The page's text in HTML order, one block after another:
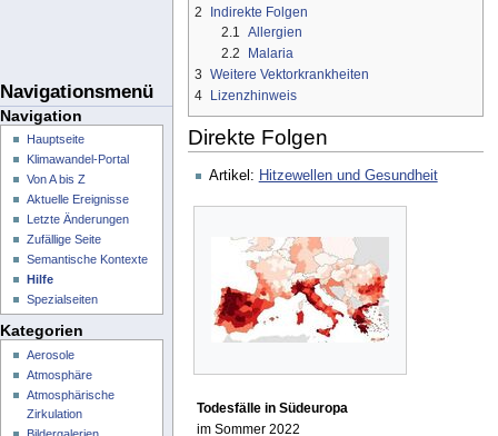
2
Indirekte Folgen
2.1
Allergien
2.2
Malaria
3 Weitere Vektorkrankheiten
4
Lizenzhinweis
Direkte Folgen
Artikel: Hitzewellen und Gesundheit
Todesfälle in Südeuropa
im Sommer 2022
Navigationsmenü
Navigation
Hauptseite
Klimawandel-Portal
Von A bis Z
Aktuelle Ereignisse
Letzte Änderungen
Zufällige Seite
Semantische Kontexte
Hilfe
Spezialseiten
Kategorien
Aerosole
Atmosphäre
Atmosphärische
Zirkulation